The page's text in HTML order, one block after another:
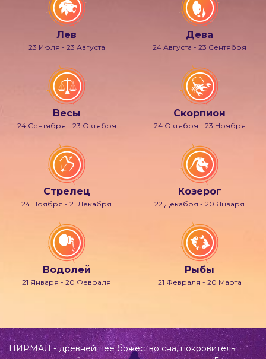
Лев
23 Июля - 23 Августа
Дева
24 Августа - 23 Сентября
Весы
24 Сентября - 23 Октября
Скорпион
24 Октября - 23 Ноября
Стрелец
24 Ноября - 21 Декабря
Козерог
22 Декабря - 20 Января
Водолей
21 Января - 20 Февраля
Рыбы
21 Февраля - 20 Марта
НИРМАЛ - древнейшее божество сна, покровитель